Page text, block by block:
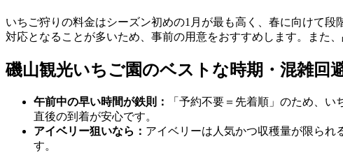
いちご狩りの料金はシーズン初めの1月が最も高く、春に向けて
対応となることが多いため、事前の用意をおすすめします。また
磯山観光いちご園のベストな時期・混雑回
午前中の早い時間が鉄則：
「予約不要＝先着順」のため、
直後の到着が安心です。
アイベリー狙いなら： アイベリーは人気かつ収穫量が限られ
す。